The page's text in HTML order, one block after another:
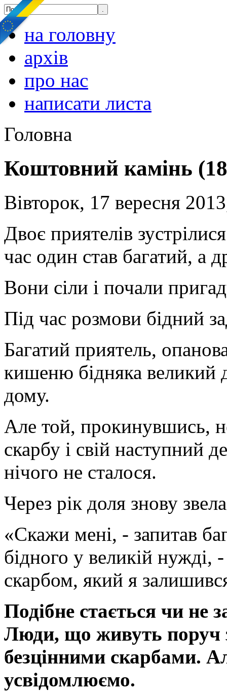
на головну
архів
про нас
написати листа
Головна
Коштовний камінь
Вівторок, 17 вересня
Двоє приятелів
час один став багатий, а
Вони сіли і почали
Під час розмови бідний
Багатий приятель,
кишеню бідняка великий
дому.
Але той, прокинувшись,
скарбу і свій наступний
нічого не сталося.
Через рік доля знову
«Скажи мені, - запитав
бідного у великій нужді,
скарбом, який я
Подібне стається чи не
Люди, що живуть поруч
безцінними скарбами.
усвідомлюємо.